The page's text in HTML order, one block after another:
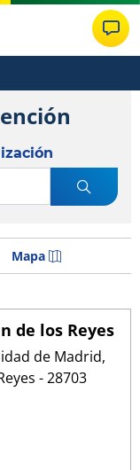
Mapa
de los Reyes
de Madrid,
- 28703